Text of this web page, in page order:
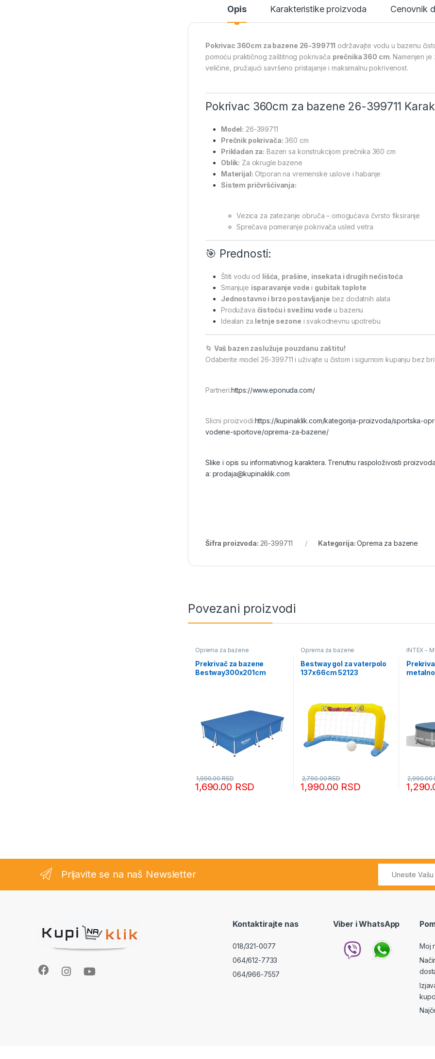
Opis Karakteristike proizvoda Cenovnik
Pokrivac 360cm za bazene 26-399711 održavajte vodu u bazenu
pomoću praktičnog zaštitnog pokrivača prečnika 360 cm. Namenjen
veličine, pružajući savršeno pristajanje i maksimalnu pokrivenost.
Pokrivac 360cm za bazene 26-399711
Model: 26-399711
Prečnik pokrivača: 360 cm
Prikladan za: Bazen sa konstrukcijom prečnika 360 cm
Oblik: Za okrugle bazene
Materijal: Otporan na vremenske uslove i habanje
Sistem pričvršćivanja:
Vezica za zatezanje obruča – omogućava čvrsto fiksiranje
Sprečava pomeranje pokrivača usled vetra
🎯 Prednosti:
Štiti vodu od lišća, prašine, insekata i drugih nečistoća
Smanjuje isparavanje vode i gubitak toplote
Jednostavno i brzo postavljanje bez dodatnih alata
Produžava čistoću i svežinu vode u bazenu
Idealan za letnje sezone i svakodnevnu upotrebu
🌀 Vaš bazen zaslužuje pouzdanu zaštitu!
Odaberite model 26-399711 i uživajte u čistom i sigurnom kupanju bez
Partneri:https://www.eponuda.com/
Slicni proizvodi:https://kupinaklik.com/kategorija-proizvoda/sportska-
vodene-sportove/oprema-za-bazene/
Slike i opis su informativnog karaktera. Trenutnu raspoloživosti
a: prodaja@kupinaklik.com
Šifra proizvoda: 26-399711 Kategorija:Oprema za bazene
Povezani proizvodi
Oprema za bazene
Prekrivač za bazene
Bestway300x201cm
1,690.00 RSD
1,990.00RSD
Oprema za bazene
Bestway gol za vaterpolo
137x66cm 52123
1,990.00 RSD
2,790.00RSD
INTEX -
2,990.00
Prijavite se na naš Newsletter
Kontaktirajte nas
018/321-0077
064/612-7733
064/966-7557
Viber i WhatsApp
Moj